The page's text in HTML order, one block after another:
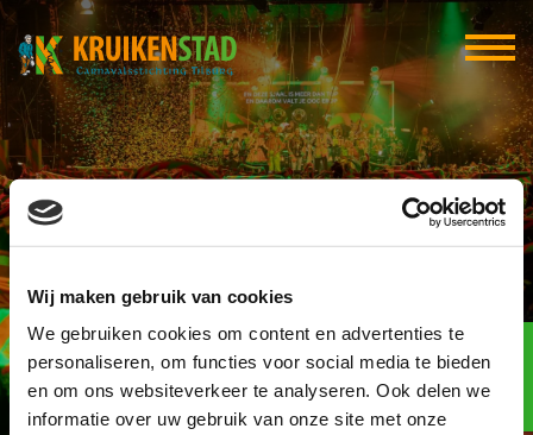
Wij maken gebruik van cookies
We gebruiken cookies om content en advertenties te
personaliseren, om functies voor social media te bieden
en om ons websiteverkeer te analyseren. Ook delen we
informatie over uw gebruik van onze site met onze
Broodje per
Centimeter
Elf-elf
over
93